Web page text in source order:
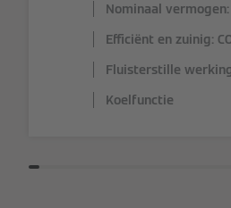
Nominaal
Efficiënt en zuinig:
Fluisterstille werking
Koelfunctie